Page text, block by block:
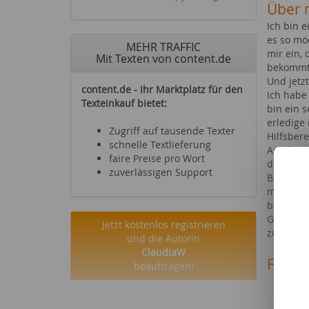
MEHR TRAFFIC
Mit Texten von content.de
content.de - Ihr Marktplatz für den
Texteinkauf bietet:
Zugriff auf tausende Texter
schnelle Textlieferung
faire Preise pro Wort
zuverlässigen Support
Jetzt kostenlos registrieren
und die Autorin
ClaudiaW
beauftragen!
Über
Ich bin
es so
mir ein,
Und
Ich
bin ein
erledige
Ausdauer ein, bis es gelingt !
den
Blick
mich,
beim